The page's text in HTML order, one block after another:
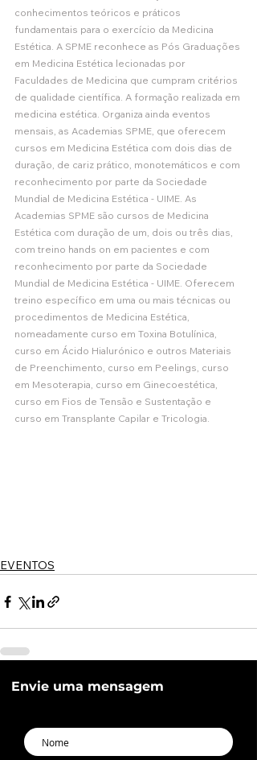
conhecimentos teóricos e práticos
fundamentais para o exercício da Medicina
Estética. A SPME reconhece as Pós Graduações
em Medicina Estética lecionadas por
Faculdades de Medicina que cumpram critérios
de qualidade científica. A formação realizada em
medicina estética. Organiza ainda eventos
mensais, as Academias SPME, que oferecem
cursos em Medicina Estética com dois dias de
duração, de cariz prático, monotemáticos e com
reconhecimento por parte da Sociedade
Mundial de Medicina Estética - UIME. As
Academias SPME são cursos de Medicina
Estética com duração de um, dois ou três dias,
com treino hands on em pacientes e com
reconhecimento por parte da Sociedade
Mundial de Medicina Estética - UIME. Oferecem
treino específico em uma ou mais técnicas ou
procedimentos de Medicina Estética,
nomeadamente curso em Toxina Botulínica,
curso em Ácido Hialurónico e outros Materiais
de Preenchimento, curso em Peelings, curso
em Mesoterapia, curso em Ginecoestética,
curso em Fios de Tensão e Sustentação e
curso em Transplante Capilar e Tricologia.
EVENTOS
Envie uma mensagem